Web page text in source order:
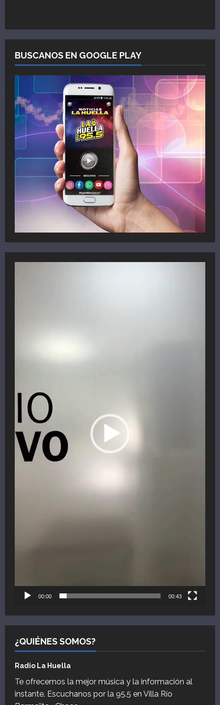
BUSCANOS EN GOOGLE PLAY
00:00 00:43
¿QUIÉNES SOMOS?
Radio La Huella
Te ofrecemos la mejor música y la información al
instante. Escuchanos por la 95.5 en Villa Río